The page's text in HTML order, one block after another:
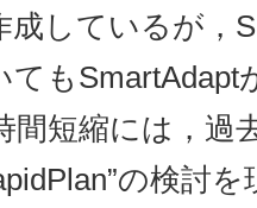
成しているが，
てもSmartAdapt
間短縮には，過
の検討